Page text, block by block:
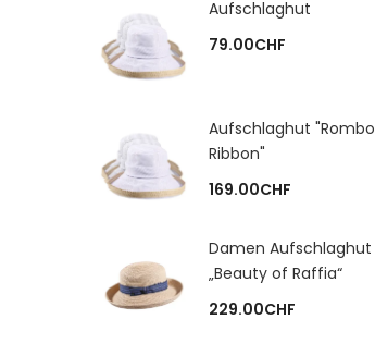
Aufschlaghut
79.00CHF
Aufschlaghut
Ribbon"
169.00CHF
Damen Aufschlaghut
„Beauty of Raffia“
229.00CHF